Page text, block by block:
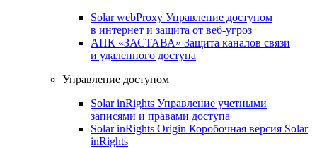
Solar webProxy Управление доступом
в интернет и защита от веб-угроз
АПК «ЗАСТАВА» Защита каналов связи
и удаленного доступа
Управление доступом
Solar inRights Управление учетными
записями и правами доступа
Solar inRights Origin Коробочная версия Solar
inRights